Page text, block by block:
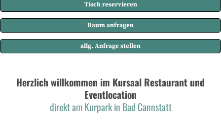
Tisch reservieren
Raum anfragen
allg. Anfrage stellen
Herzlich willkommen im Kursaal Restaurant und
Eventlocation
direkt am Kurpark in Bad Cannstatt